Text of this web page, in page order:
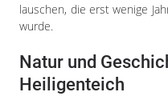
lauschen, die erst wenige
wurde.
Natur und
Heiligenteich